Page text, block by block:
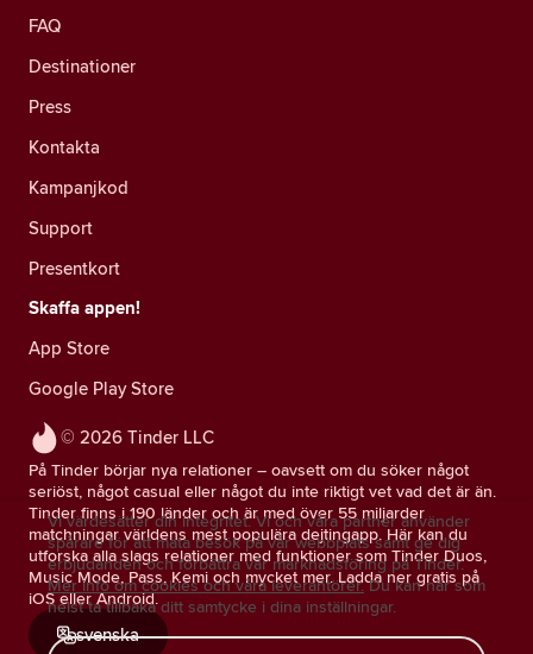
© 2026 Tinder LLC
På Tinder börjar nya relationer – oavsett om du söker något
seriöst, något casual eller något du inte riktigt vet vad det är än.
Tinder finns i 190 länder och är med över 55 miljarder
matchningar världens mest populära dejtingapp. Här kan du
utforska alla slags relationer med funktioner som Tinder Duos,
Music Mode, Pass, Kemi och mycket mer. Ladda ner gratis på
iOS eller Android.
svenska
FAQ
Destinationer
Press
Kontakta
Kampanjkod
Support
Presentkort
Skaffa appen!
App Store
Google Play Store
Vi värdesätter din integritet. Vi och våra partner använder
spårare för att mäta besök på vår webbplats samt ge dig
erbjudanden och förbättra vår marknadsföring på Tinder.
Mer info om cookies och våra leverantörer. Du kan när som
helst ta tillbaka ditt samtycke i dina inställningar.